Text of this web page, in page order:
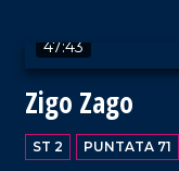
47:43
Zigo Zago
ST 2 PUNTATA 71